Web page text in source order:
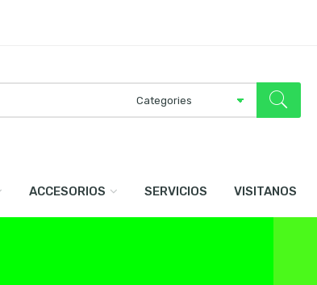
ACCESORIOS SERVICIOS VISITANOS